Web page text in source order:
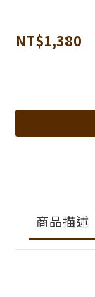
NT$1,380
商品描述